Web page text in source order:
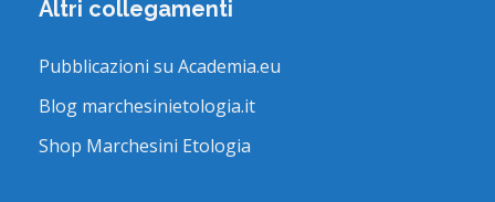
Altri collegamenti
Pubblicazioni su Academia.eu
Blog marchesinietologia.it
Shop Marchesini Etologia